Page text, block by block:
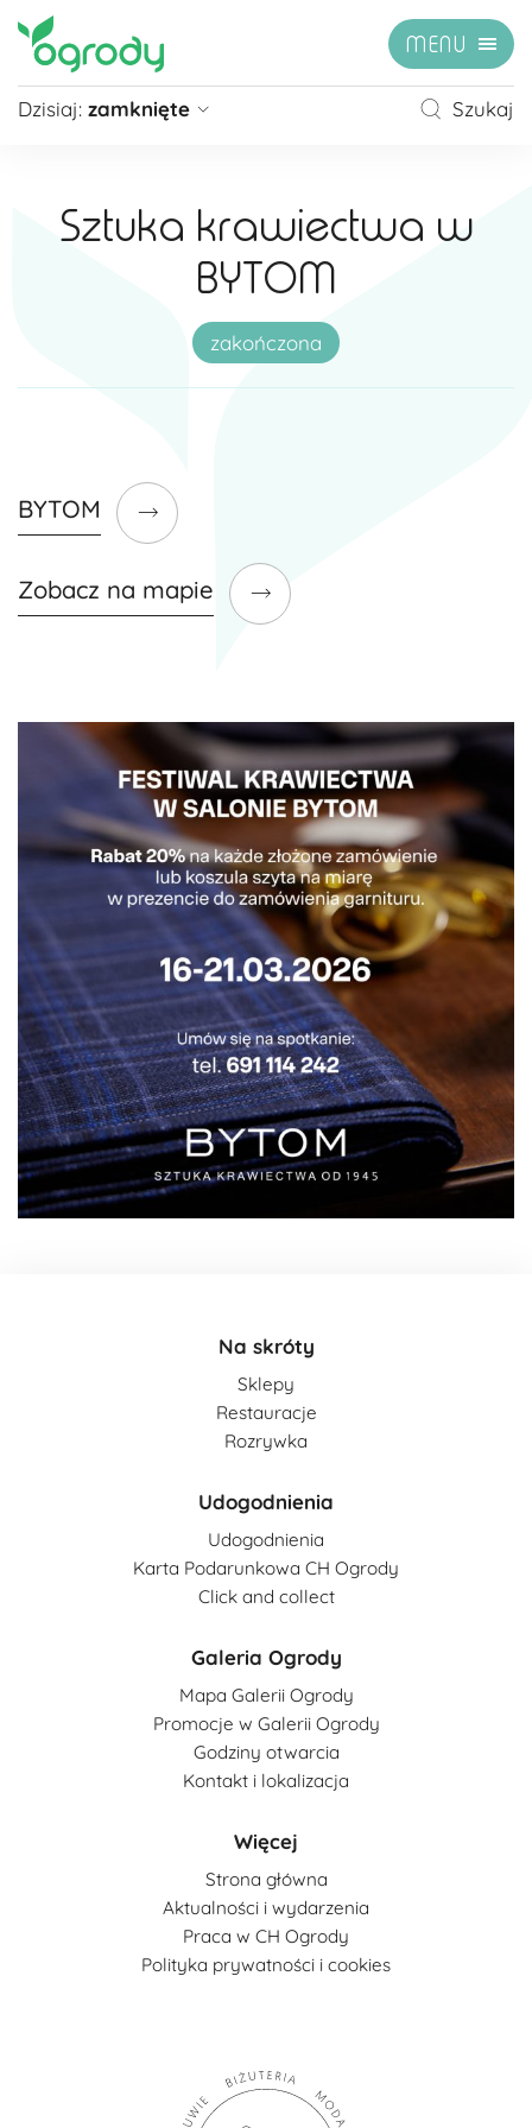
MENU
Dzisiaj: zamknięte
Niedziela
zamknięte
Niedziela handlowa
10:00 - 20:00
Szukaj
Sztuka krawiectwa w
BYTOM
zakończona
BYTOM
Zobacz na mapie
Na skróty
Sklepy
Restauracje
Rozrywka
Udogodnienia
Udogodnienia
Karta Podarunkowa CH Ogrody
Click and collect
Galeria Ogrody
Mapa Galerii Ogrody
Promocje w Galerii Ogrody
Godziny otwarcia
Kontakt i lokalizacja
Więcej
Strona główna
Aktualności i wydarzenia
Praca w CH Ogrody
Polityka prywatności i cookies